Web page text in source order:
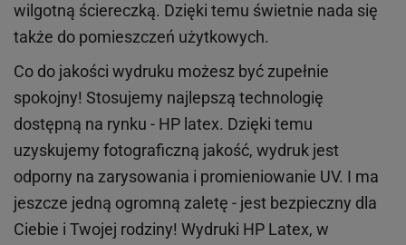
wilgotną ściereczką. Dzięki temu świetnie nada się
także do pomieszczeń użytkowych.
Co do jakości wydruku możesz być zupełnie
spokojny! Stosujemy najlepszą technologię
dostępną na rynku - HP latex. Dzięki temu
uzyskujemy fotograficzną jakość, wydruk jest
odporny na zarysowania i promieniowanie UV. I ma
jeszcze jedną ogromną zaletę - jest bezpieczny dla
Ciebie i Twojej rodziny! Wydruki HP Latex, w